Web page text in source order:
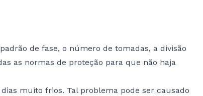
de fase, o número de tomadas, a divisão
as normas de proteção para que não haja
muito frios. Tal problema pode ser causado